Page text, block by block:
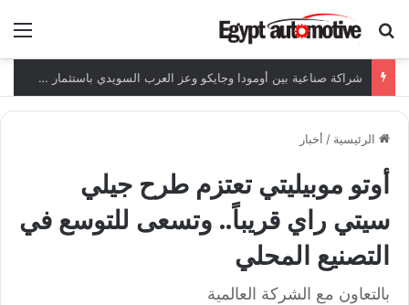
ابحث عن
شراكة صناعية بين أومودا وجايكو وعز العرب السويدي باستثمار 5 مليار جنيه
الرئيسية / أخبار
أوتو موبيليتي تعتزم طرح جيلي
سيتي راي قريباً.. وتسعى للتوسع في
التصنيع المحلي
بالتعاون مع الشركة العالمية